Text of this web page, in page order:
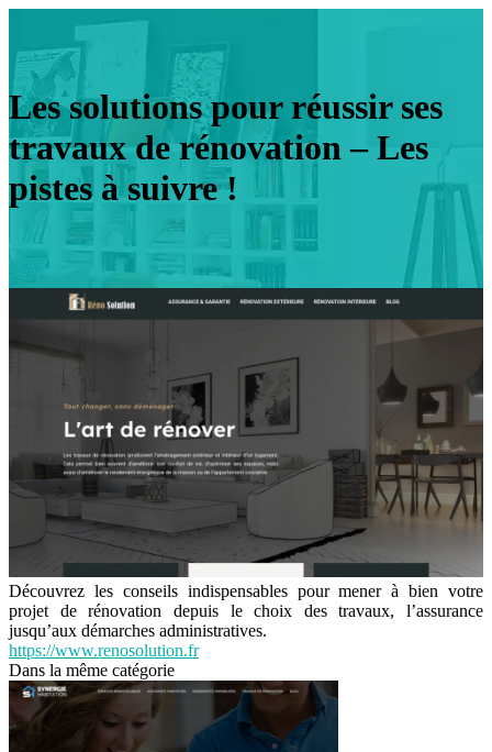
Les solutions pour réussir ses
travaux de rénovation – Les
pistes à suivre !
Découvrez les conseils indispensables pour mener à bien votre
projet de rénovation depuis le choix des travaux, l’assurance
jusqu’aux démarches administratives.
https://www.renosolution.fr
Dans la même catégorie